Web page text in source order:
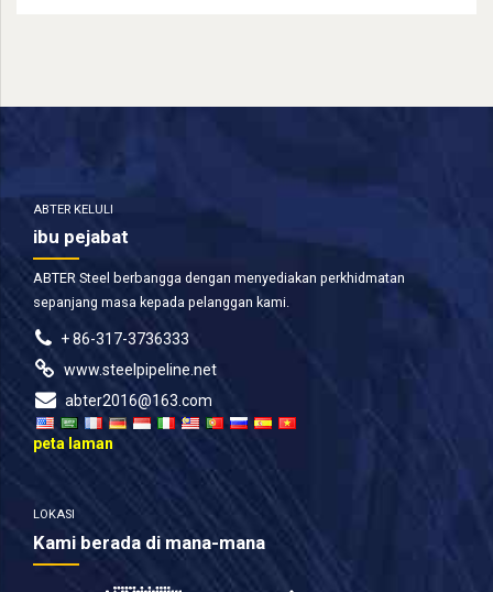
ABTER KELULI
ibu pejabat
ABTER Steel berbangga dengan menyediakan perkhidmatan
sepanjang masa kepada pelanggan kami.
+ 86-317-3736333
www.steelpipeline.net
abter2016@163.com
peta laman
LOKASI
Kami berada di mana-mana